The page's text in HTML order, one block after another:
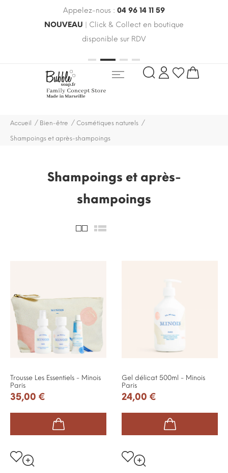
Appelez-nous : 04 96 14 11 59
NOUVEAU | Click & Collect en boutique
disponible sur RDV
Accueil Bien-être Cosmétiques naturels
Shampoings et après-shampoings
Shampoings et après-
shampoings
Trousse Les Essentiels - Minois
Paris
35,00 €
Gel délicat 500ml - Minois
Paris
24,00 €